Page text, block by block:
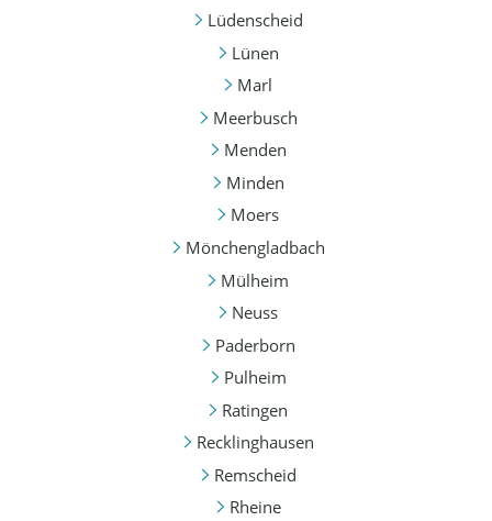
Lüdenscheid
Lünen
Marl
Meerbusch
Menden
Minden
Moers
Mönchengladbach
Mülheim
Neuss
Paderborn
Pulheim
Ratingen
Recklinghausen
Remscheid
Rheine